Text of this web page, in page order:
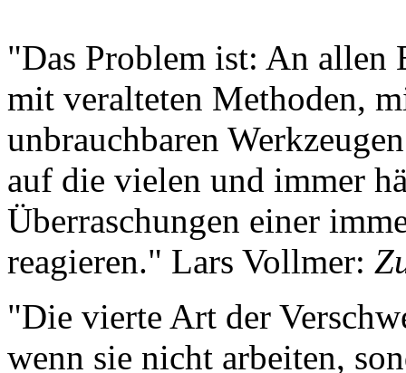
"Das Problem ist: An allen
mit veralteten Methoden,
unbrauchbaren
auf die vielen und immer
Überraschungen einer
reagieren." Lars Vollmer:
"Die vierte Art der
wenn sie nicht arbeiten,